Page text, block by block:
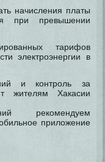
начисления платы
при превышении
тарифов
электроэнергии в
и контроль за
жителям Хакасии
рекомендуем
приложение